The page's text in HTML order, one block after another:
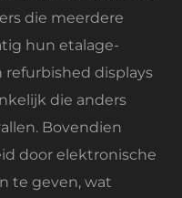
die meerdere
hun etalage-
displays
die anders
Bovendien
door elektronische
te geven, wat